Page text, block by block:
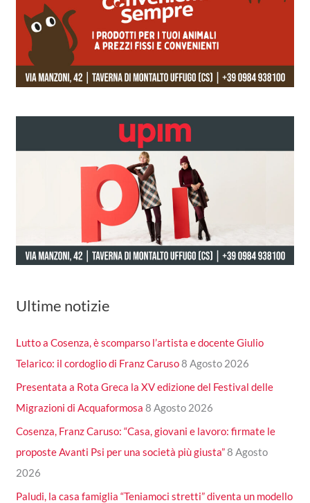
Ultime notizie
Lutto a Cosenza, è scomparso l’artista e docente Giulio
Telarico: il cordoglio di Franz Caruso8 Agosto 2026
Presentata a Rota Greca la XV edizione del Festival delle
Migrazioni di Acquaformosa 8 Agosto 2026
Cosenza, Franz Caruso: “Casa, giovani e lavoro: firmate le
proposte Avanti Psi per una società più giusta”8 Agosto
2026
Paludi, la casa famiglia “Teniamoci stretti” diventa un modello